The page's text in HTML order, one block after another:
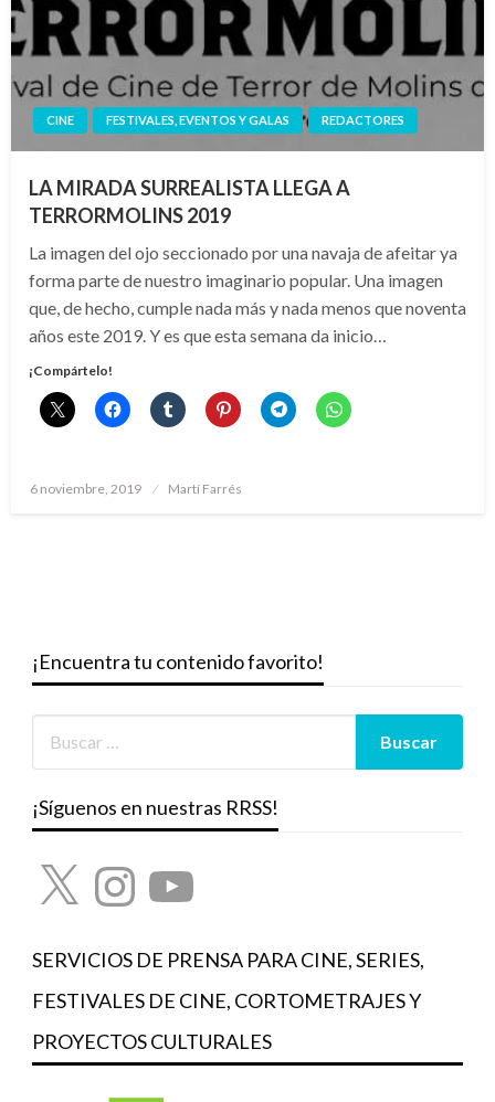
CINE FESTIVALES, EVENTOS Y GALAS REDACTORES
LA MIRADA SURREALISTA LLEGA A
TERRORMOLINS 2019
La imagen del ojo seccionado por una navaja de afeitar ya
forma parte de nuestro imaginario popular. Una imagen
que, de hecho, cumple nada más y nada menos que noventa
años este 2019. Y es que esta semana da inicio…
¡Compártelo!
Publicado
6 noviembre, 2019 Martí Farrés
¡Encuentra tu contenido favorito!
¡Síguenos en nuestras RRSS!
X InstagramYouTube
SERVICIOS DE PRENSA PARA CINE, SERIES,
FESTIVALES DE CINE, CORTOMETRAJES Y
PROYECTOS CULTURALES